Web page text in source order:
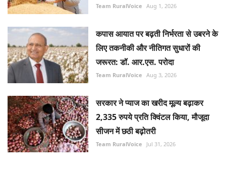
Team RuralVoice Aug 1, 2026
कपास आयात पर बढ़ती निर्भरता से उबरने के
लिए तकनीकी और नीतिगत सुधारों की
जरूरत: डॉ. आर.एस. परोदा
Team RuralVoice Aug 3, 2026
सरकार ने प्याज का खरीद मूल्य बढ़ाकर
2,335 रुपये प्रति क्विंटल किया, मौजूदा
सीजन में छठी बढ़ोतरी
Team RuralVoice Jul 31, 2026